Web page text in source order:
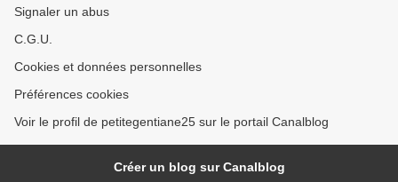
Signaler un abus
C.G.U.
Cookies et données personnelles
Préférences cookies
Voir le profil de petitegentiane25 sur le portail Canalblog
Créer un blog sur Canalblog